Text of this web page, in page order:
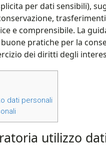
per dati sensibili),
e comprensibile. La
pratiche per la
dei diritti degli
dati personali​
utilizzo